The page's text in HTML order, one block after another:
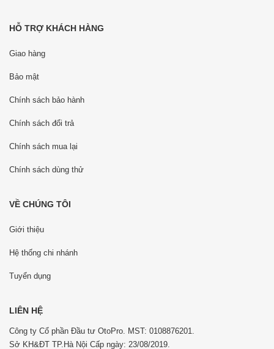
HỖ TRỢ KHÁCH HÀNG
Giao hàng
Bảo mật
Chính sách bảo hành
Chính sách đổi trả
Chính sách mua lại
Chính sách dùng thử
VỀ CHÚNG TÔI
Giới thiệu
Hệ thống chi nhánh
Tuyển dụng
LIÊN HỆ
Công ty Cổ phần Đầu tư OtoPro. MST: 0108876201.
Sở KH&ĐT TP.Hà Nội Cấp ngày: 23/08/2019.